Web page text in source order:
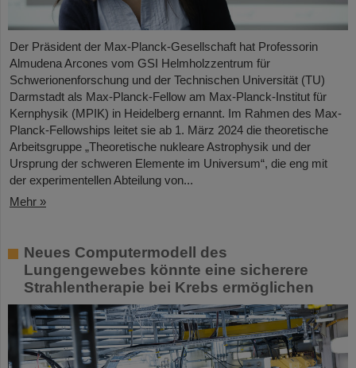
Der Präsident der Max-Planck-Gesellschaft hat Professorin
Almudena Arcones vom GSI Helmholzzentrum für
Schwerionenforschung und der Technischen Universität (TU)
Darmstadt als Max-Planck-Fellow am Max-Planck-Institut für
Kernphysik (MPIK) in Heidelberg ernannt. Im Rahmen des Max-
Planck-Fellowships leitet sie ab 1. März 2024 die theoretische
Arbeitsgruppe „Theoretische nukleare Astrophysik und der
Ursprung der schweren Elemente im Universum“, die eng mit
der experimentellen Abteilung von...
Mehr »
Neues Computermodell des
Lungengewebes könnte eine sicherere
Strahlentherapie bei Krebs ermöglichen